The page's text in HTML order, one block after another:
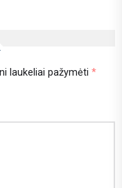
laukeliai pažymėti *